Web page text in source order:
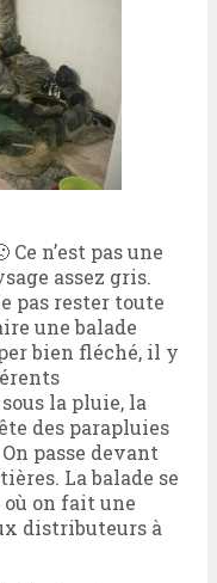
n’est pas une
assez gris.
pas rester toute
une balade
bien fléché, il y
la pluie, la
des parapluies
passe devant
La balade se
on fait une
distributeurs à